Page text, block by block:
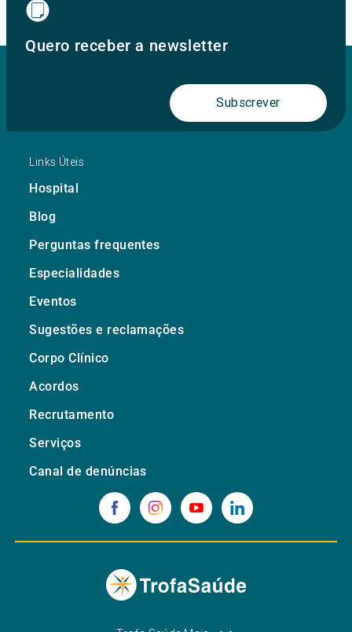
Quero receber a newsletter
Subscrever
Links Úteis
Hospital
Blog
Perguntas frequentes
Especialidades
Eventos
Sugestões e reclamações
Corpo Clínico
Acordos
Recrutamento
Serviços
Canal de denúncias